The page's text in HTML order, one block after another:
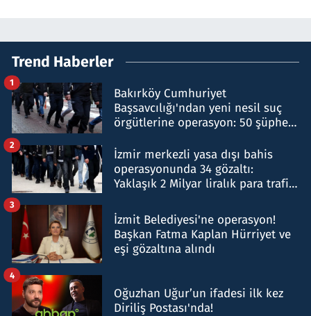
Trend Haberler
Bakırköy Cumhuriyet
Başsavcılığı'ndan yeni nesil suç
örgütlerine operasyon: 50 şüpheli
1
İzmir merkezli yasa dışı bahis
operasyonunda 34 gözaltı:
Yaklaşık 2 Milyar liralık para trafiği
2
İzmit Belediyesi'ne operasyon!
Başkan Fatma Kaplan Hürriyet ve
eşi gözaltına alındı
3
Oğuzhan Uğur’un ifadesi ilk kez
Diriliş Postası'nda!
4